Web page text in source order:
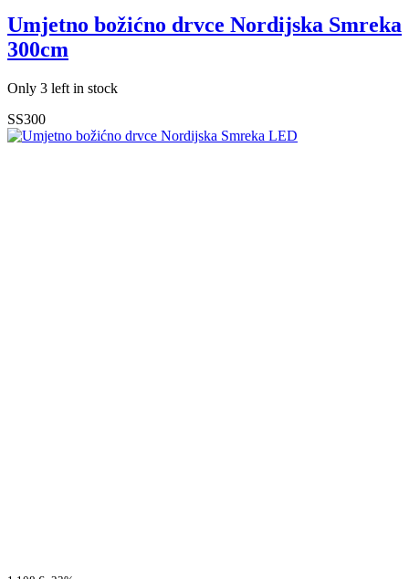
Umjetno božićno drvce Nordijska Smreka
300cm
Only 3 left in stock
SS300